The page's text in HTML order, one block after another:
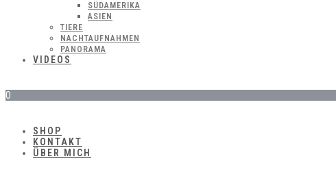
SÜDAMERIKA
ASIEN
TIERE
NACHTAUFNAHMEN
PANORAMA
VIDEOS
0
SHOP
KONTAKT
ÜBER MICH